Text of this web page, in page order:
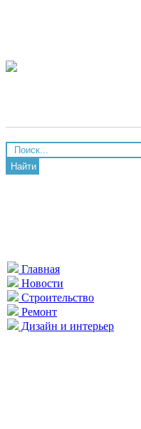
Найти
Главная
Новости
Строительство
Ремонт
Дизайн и интерьер